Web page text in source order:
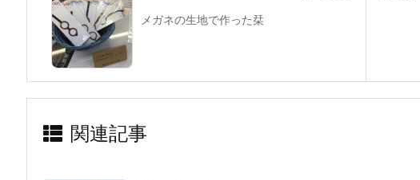
メガネの生地で作った栞
関連記事